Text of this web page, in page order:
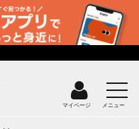
マイページ メニュー